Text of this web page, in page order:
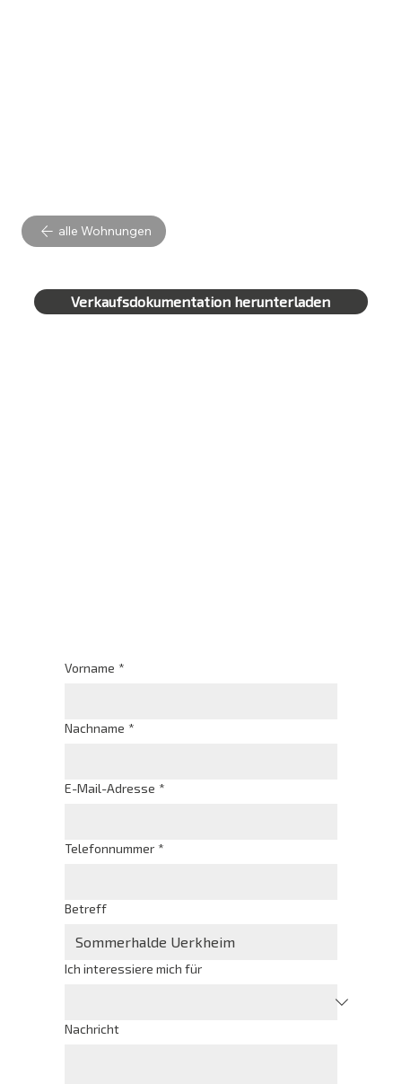
alle Wohnungen
Verkaufsdokumentation herunterladen
Vorname *
Nachname *
E-Mail-Adresse *
Telefonnummer *
Betreff
Ich interessiere mich für
Nachricht